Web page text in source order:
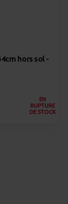
hors sol -
EN
RUPTURE
DE STOCK